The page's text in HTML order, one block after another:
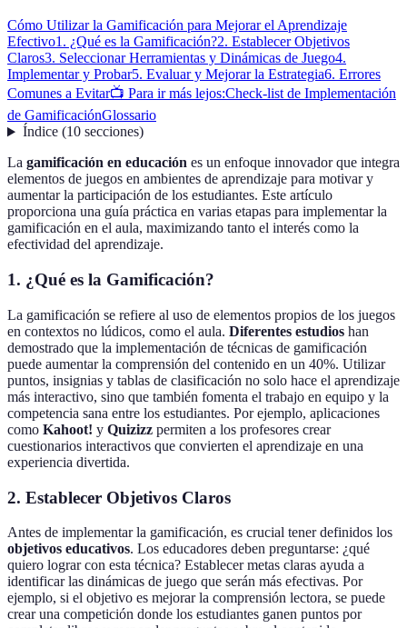
Cómo Utilizar la Gamificación para Mejorar el Aprendizaje
Efectivo1. ¿Qué es la Gamificación?2. Establecer Objetivos
Claros3. Seleccionar Herramientas y Dinámicas de Juego4.
Implementar y Probar5. Evaluar y Mejorar la Estrategia6. Errores
Comunes a Evitar📺 Para ir más lejos:Check-list de Implementación
de GamificaciónGlossario
Índice(10 secciones)
La gamificación en educación es un enfoque innovador que integra
elementos de juegos en ambientes de aprendizaje para motivar y
aumentar la participación de los estudiantes. Este artículo
proporciona una guía práctica en varias etapas para implementar la
gamificación en el aula, maximizando tanto el interés como la
efectividad del aprendizaje.
1. ¿Qué es la Gamificación?
La gamificación se refiere al uso de elementos propios de los juegos
en contextos no lúdicos, como el aula. Diferentes estudios han
demostrado que la implementación de técnicas de gamificación
puede aumentar la comprensión del contenido en un 40%. Utilizar
puntos, insignias y tablas de clasificación no solo hace el aprendizaje
más interactivo, sino que también fomenta el trabajo en equipo y la
competencia sana entre los estudiantes. Por ejemplo, aplicaciones
como Kahoot! y Quizizz permiten a los profesores crear
cuestionarios interactivos que convierten el aprendizaje en una
experiencia divertida.
2. Establecer Objetivos Claros
Antes de implementar la gamificación, es crucial tener definidos los
objetivos educativos. Los educadores deben preguntarse: ¿qué
quiero lograr con esta técnica? Establecer metas claras ayuda a
identificar las dinámicas de juego que serán más efectivas. Por
ejemplo, si el objetivo es mejorar la comprensión lectora, se puede
crear una competición donde los estudiantes ganen puntos por